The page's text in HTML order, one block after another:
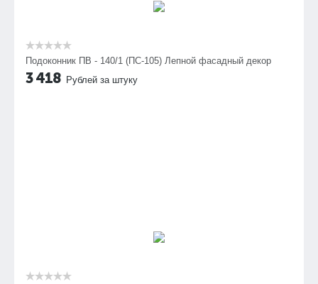
Подоконник ПВ - 140/1 (ПС-105) Лепной фасадный декор
3 418 Рублей за штуку